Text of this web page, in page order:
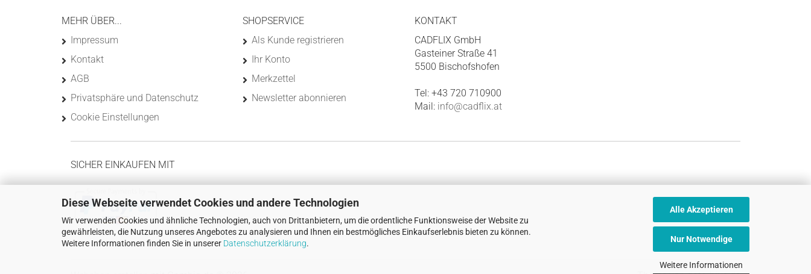
Diese Webseite verwendet Cookies und andere Technologien
Wir verwenden Cookies und ähnliche Technologien, auch von Drittanbietern, um die ordentliche Funktionsweise der Website zu
gewährleisten, die Nutzung unseres Angebotes zu analysieren und Ihnen ein bestmögliches Einkaufserlebnis bieten zu können.
Weitere Informationen finden Sie in unserer Datenschutzerklärung.
Alle Akzeptieren
Nur Notwendige
Weitere Informationen
MEHR ÜBER...
Impressum
Kontakt
AGB
Privatsphäre und Datenschutz
Cookie Einstellungen
SHOPSERVICE
Als Kunde registrieren
Ihr Konto
Merkzettel
Newsletter abonnieren
KONTAKT
CADFLIX GmbH
Gasteiner Straße 41
5500 Bischofshofen
Tel: +43 720 710900
Mail: info@cadflix.at
SICHER EINKAUFEN MIT